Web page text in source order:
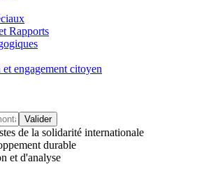
Rapports
engagement citoyen
de la solidarité internationale
durable
et d'analyse